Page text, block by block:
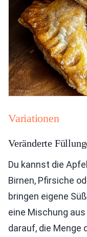
Variationen
Veränderte
Du kannst die
Birnen, Pfirsiche
bringen eigene
eine Mischung
darauf, die Menge